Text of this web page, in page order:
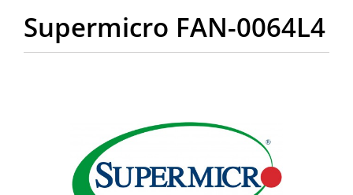
Supermicro FAN-0064L4